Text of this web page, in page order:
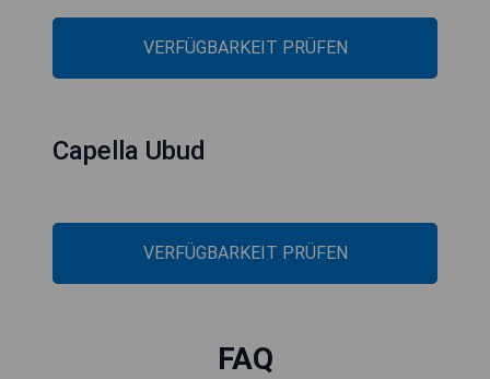
VERFÜGBARKEIT PRÜFEN
Capella Ubud
VERFÜGBARKEIT PRÜFEN
FAQ